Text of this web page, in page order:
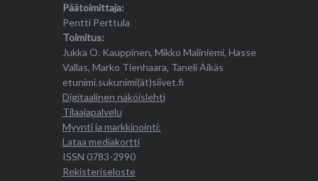
Päätoimittaja:
Pentti Perttula
Toimitus:
Jukka O. Kauppinen, Mikko Maliniemi, Hasse
Vallas, Marko Tienhaara, Taneli Äikäs
etunimi.sukunimi(ät)siivet.fi
Digitaalinen näköislehti
Tilaajapalvelu
Myynti ja markkinointi:
Lataa mediakortti
ISSN 0783-2990
Rekisteriseloste